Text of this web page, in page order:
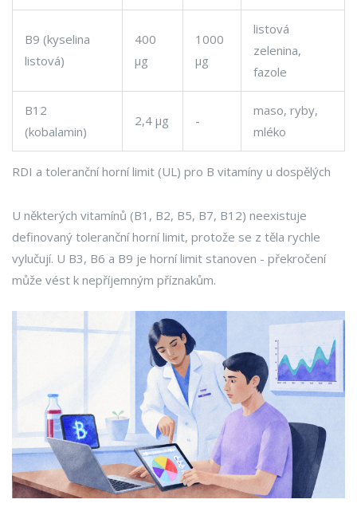
RDI a toleranční horní limit (UL) pro B vitamíny u dospělých
B9 (kyselina
listová)
400
µg
1000
µg
listová
zelenina,
fazole
B12
(kobalamin)
2,4 µg -
maso, ryby,
mléko
U některých vitamínů (B1, B2, B5, B7, B12) neexistuje
definovaný toleranční horní limit, protože se z těla rychle
vylučují. U B3, B6 a B9 je horní limit stanoven - překročení
může vést k nepříjemným příznakům.